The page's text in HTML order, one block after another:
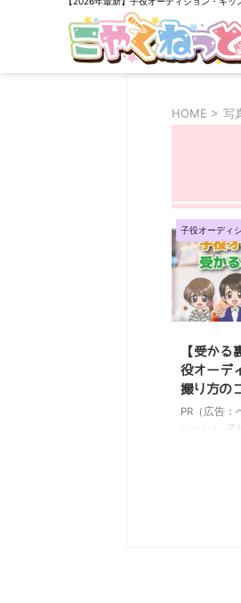
HOME > 写
子役オーディ
【受かる
役オーデ
撮り方の
PR（広告：
ション） 子